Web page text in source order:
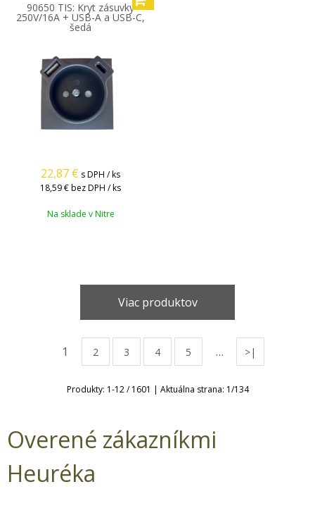
90650 TIS: Kryt zásuvky
250V/16A + USB-A a USB-C,
šedá
22,87 € s DPH / ks
18,59 €bez DPH / ks
Na sklade v Nitre
Viac produktov
1 2 3 4 5 … >|
Produkty: 1-12/1601 | Aktuálna strana: 1/134
Overené zákazníkmi
Heuréka